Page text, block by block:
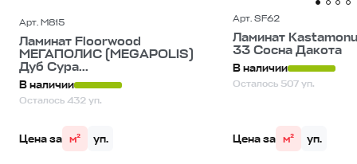
Арт. M815
Ламинат Floorwood
МЕГАПОЛИС (MEGAPOLIS)
Дуб Сура...
В наличии
Осталось 432 уп.
Цена за м² уп.
Арт. SF62
Ламинат
33 Сосна Дакота
В наличии
Осталось 507 уп.
Цена за м² уп.